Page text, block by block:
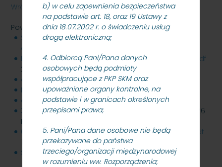
b) w celu zapewnienia bezpieczeństwa
na podstawie art. 18, oraz 19 Ustawy z
dnia 18.07.2002 r. o świadczeniu usług
drogą elektroniczną;
4. Odbiorcą Pani/Pana danych
osobowych będą podmioty
współpracujące z PKP SKM oraz
upoważnione organy kontrolne, na
podstawie i w granicach określonych
przepisami prawa;
5. Pani/Pana dane osobowe nie będą
przekazywane do państwa
trzeciego/organizacji międzynarodowej
w rozumieniu ww. Rozporządzenia;
Wróć
Powiązane pliki
SKMMU.086.9.22-Mur-Oporowy-etap-3-
dokumentacja-przetargowa.zip
KOREKTA_23.03.22_OPZ_-_mur_oporowy_etap_3.pdf
271 KB
odpowiedzi_29.03.2022_Mur_oporowy.pdf
MODYFIKACJA_SWZ_SKMMU.086.9.22.docx
odpowiedzi_31.03.2022_mur_oporowy.pdf
31.03.22_MODYFIKACJA_Przedmiar_-E3_v27_kd.xlsx
26
KB
04.04.2022-inf._z_otwarcia_ofert_mur_oporowy.pdf
148 KB
SKMMU.086.9.22_wybor_wykonawcy.pdf345 KB